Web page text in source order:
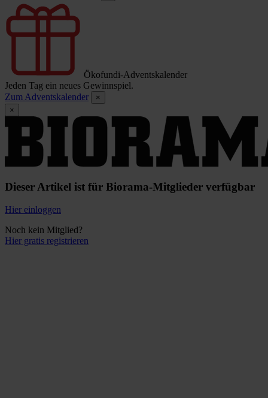
Ökofundi-Adventskalender
Jeden Tag ein neues Gewinnspiel.
Zum Adventskalender
×
×
Dieser Artikel ist für Biorama-Mitglieder verfügbar
Hier einloggen
Noch kein Mitglied?
Hier gratis registrieren